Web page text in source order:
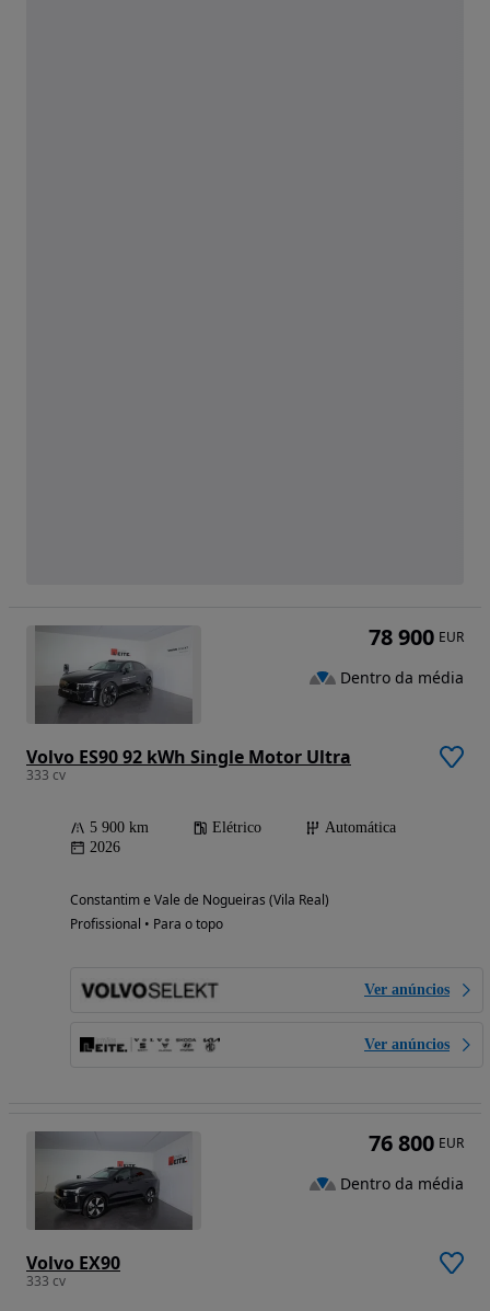
Volvo ES90 92 kWh Single Motor Ultra
333 cv
5 900 km Elétrico
Automática
2026
Constantim e Vale de Nogueiras (Vila Real)
Profissional • Para o topo
Ver anúncios
Ver anúncios
78 900 EUR
Dentro da média
Volvo EX90
333 cv
76 800 EUR
Dentro da média